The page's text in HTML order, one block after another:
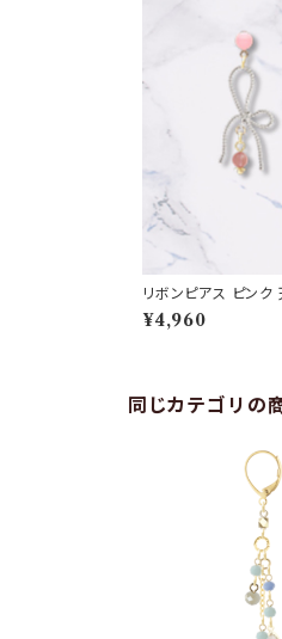
リボンピアス ピン
¥4,960
同じカテゴリの